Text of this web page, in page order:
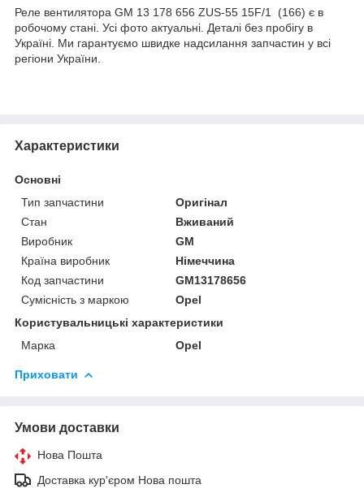
Реле вентилятора GM 13 178 656 ZUS-55 15F/1 (166) є в
робочому стані. Усі фото актуальні. Деталі без пробігу в
Україні. Ми гарантуємо швидке надсилання запчастин у всі
регіони України.
Характеристики
Основні
Тип запчастини
Оригінал
Стан
Вживаний
Виробник
GM
Країна виробник
Німеччина
Код запчастини
GM13178656
Сумісність з маркою
Opel
Користувальницькі характеристики
Марка
Opel
Приховати
Умови доставки
Нова Пошта
Доставка кур'єром Нова пошта